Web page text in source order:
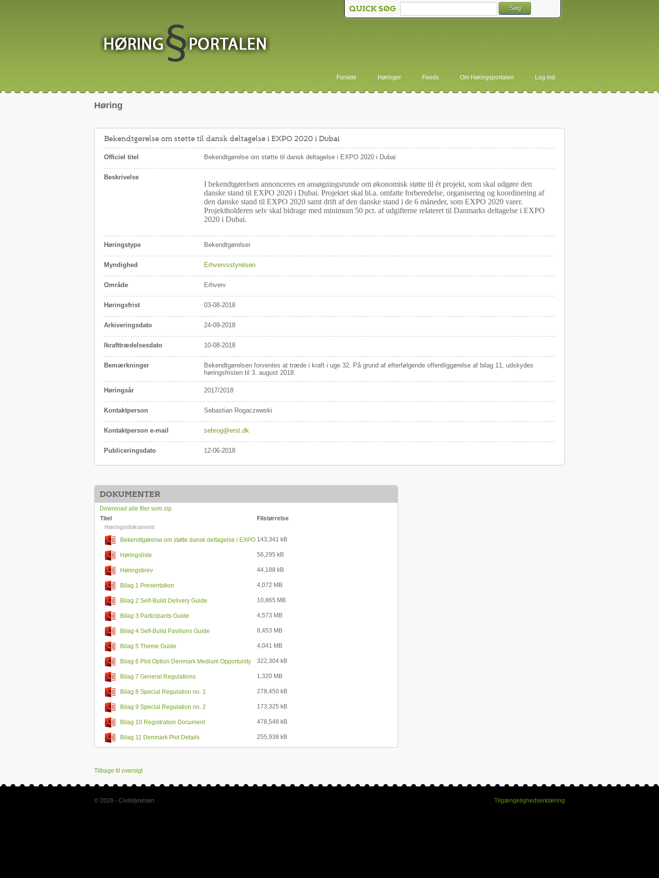
QUICK SØG Søg
Forside Høringer Feeds Om Høringsportalen Log ind
Høring
Bekendtgørelse om støtte til dansk deltagelse i EXPO 2020 i Dubai
Officiel titel Bekendtgørelse om støtte til dansk deltagelse i EXPO 2020 i Dubai
Beskrivelse
I bekendtgørelsen annonceres en ansøgningsrunde om økonomisk støtte til ét projekt, som skal udgøre den
danske stand til EXPO 2020 i Dubai. Projektet skal bl.a. omfatte forberedelse, organisering og koordinering af
den danske stand til EXPO 2020 samt drift af den danske stand i de 6 måneder, som EXPO 2020 varer.
Projektholderen selv skal bidrage med minimum 50 pct. af udgifterne relateret til Danmarks deltagelse i EXPO
2020 i Dubai.
Høringstype Bekendtgørelser
Myndighed Erhvervsstyrelsen
Område Erhverv
Høringsfrist 03-08-2018
Arkiveringsdato 24-09-2018
Ikrafttrædelsesdato 10-08-2018
Bemærkninger
Bekendtgørelsen forventes at træde i kraft i uge 32. På grund af efterfølgende offentliggørelse af bilag 11, udskydes
høringsfristen til 3. august 2018.
Høringsår 2017/2018
Kontaktperson Sebastian Rogaczewski
Kontaktperson e-mail sebrog@erst.dk
Publiceringsdato 12-06-2018
DOKUMENTER
Download alle filer som zip
Titel
Filstørrelse
Høringsdokument
Bekendtgørelse om støtte dansk deltagelse i EXPO
2020 i Dubai
143,341 kB
Høringsliste 56,295 kB
Høringsbrev 44,188 kB
Bilag 1 Presentation 4,072 MB
Bilag 2 Self-Build Delivery Guide 10,865 MB
Bilag 3 Participants Guide 4,573 MB
Bilag 4 Self-Build Pavilions Guide 8,453 MB
Bilag 5 Theme Guide 4,041 MB
Bilag 6 Plot Option Denmark Medium Opportunity 322,304 kB
Bilag 7 General Regulations 1,320 MB
Bilag 8 Special Regulation no. 1 278,450 kB
Bilag 9 Special Regulation no. 2 173,325 kB
Bilag 10 Registration Document 478,548 kB
Bilag 11 Denmark Plot Details 255,938 kB
Tilbage til oversigt
© 2026 - Civilstyrelsen Tilgængelighedserklæring